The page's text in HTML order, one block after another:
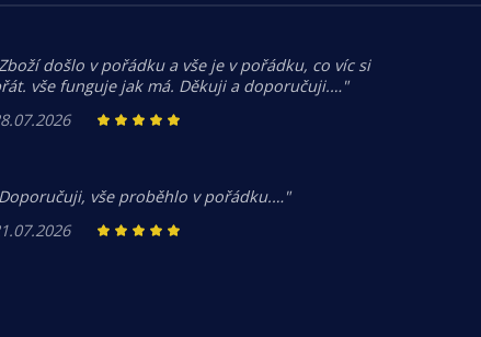
došlo v pořádku a vše je v pořádku, co víc si
vše funguje jak má. Děkuji a doporučuji.…"
vše proběhlo v pořádku.…"